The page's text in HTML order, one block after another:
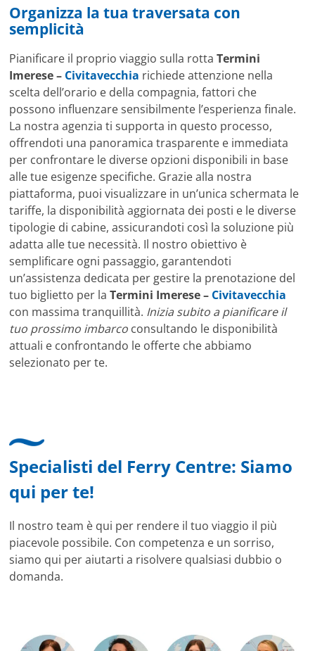
Organizza la tua traversata con
semplicità
Pianificare il proprio viaggio sulla rottaTermini
Imerese – Civitavecchia richiede attenzione nella
scelta dell’orario e della compagnia, fattori che
possono influenzare sensibilmente l’esperienza finale.
La nostra agenzia ti supporta in questo processo,
offrendoti una panoramica trasparente e immediata
per confrontare le diverse opzioni disponibili in base
alle tue esigenze specifiche. Grazie alla nostra
piattaforma, puoi visualizzare in un’unica schermata le
tariffe, la disponibilità aggiornata dei posti e le diverse
tipologie di cabine, assicurandoti così la soluzione più
adatta alle tue necessità. Il nostro obiettivo è
semplificare ogni passaggio, garantendoti
un’assistenza dedicata per gestire la prenotazione del
tuo biglietto per laTermini Imerese – Civitavecchia
con massima tranquillità. Inizia subito a pianificare il
tuo prossimo imbarco consultando le disponibilità
attuali e confrontando le offerte che abbiamo
selezionato per te.
Specialisti del Ferry Centre: Siamo
qui per te!
Il nostro team è qui per rendere il tuo viaggio il più
piacevole possibile. Con competenza e un sorriso,
siamo qui per aiutarti a risolvere qualsiasi dubbio o
domanda.